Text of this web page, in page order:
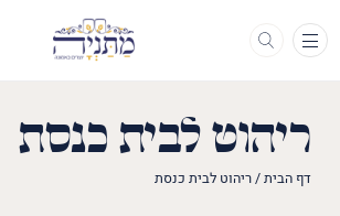
תפריט
ריהוט לבית כנסת
דף הבית/ריהוט לבית כנסת